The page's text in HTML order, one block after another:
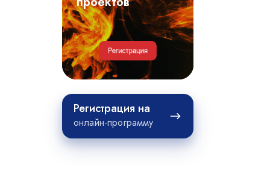
проектов
Регистрация на
онлайн-программу
Регистрация